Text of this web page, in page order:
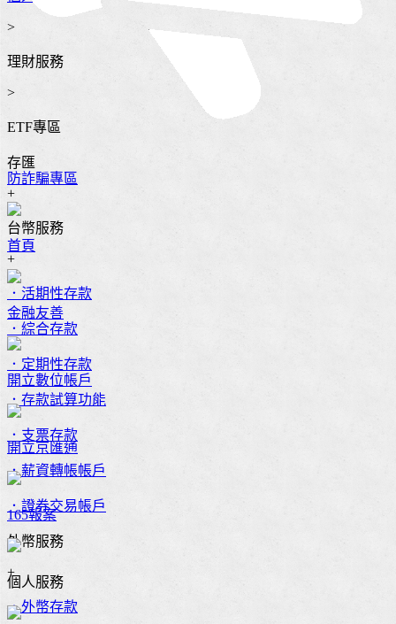
防詐騙專區
首頁
金融友善
開立數位帳戶
開立京匯通
165報案
個人服務
>
理財服務
>
ETF專區
存匯
+
台幣服務
+
．活期性存款
．綜合存款
．定期性存款
．存款試算功能
．支票存款
．薪資轉帳帳戶
．證券交易帳戶
外幣服務
+
．外幣存款